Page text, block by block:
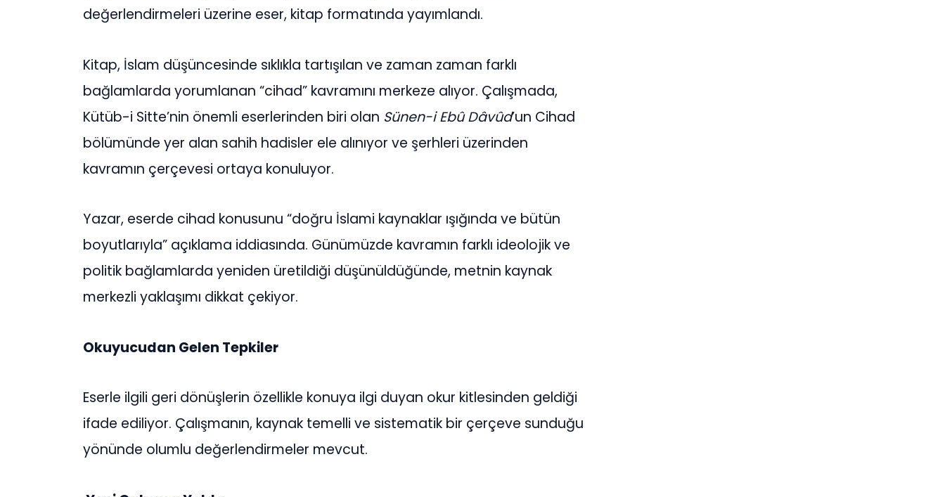
değerlendirmeleri üzerine eser, kitap formatında yayımlandı.
Kitap, İslam düşüncesinde sıklıkla tartışılan ve zaman zaman farklı
bağlamlarda yorumlanan “cihad” kavramını merkeze alıyor. Çalışmada,
Kütüb-i Sitte’nin önemli eserlerinden biri olan Sünen-i Ebû Dâvûd’un Cihad
bölümünde yer alan sahih hadisler ele alınıyor ve şerhleri üzerinden
kavramın çerçevesi ortaya konuluyor.
Yazar, eserde cihad konusunu “doğru İslami kaynaklar ışığında ve bütün
boyutlarıyla” açıklama iddiasında. Günümüzde kavramın farklı ideolojik ve
politik bağlamlarda yeniden üretildiği düşünüldüğünde, metnin kaynak
merkezli yaklaşımı dikkat çekiyor.
Okuyucudan Gelen Tepkiler
Eserle ilgili geri dönüşlerin özellikle konuya ilgi duyan okur kitlesinden geldiği
ifade ediliyor. Çalışmanın, kaynak temelli ve sistematik bir çerçeve sunduğu
yönünde olumlu değerlendirmeler mevcut.